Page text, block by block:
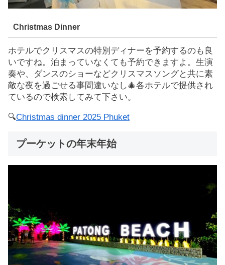
Christmas Dinner
ホテルでクリスマスの特別ディナーを予約するのも良
いですね。泊まっていなくても予約できますよ。生演
奏や、ダンスのショーなどクリスマスソングと共に素
敵な夜を過ごせる事間違いなし🎄各ホテルで提供され
ているので検索してみて下さい。
🔍Christmas dinner 2025 Phuket
プーケットの年末年始